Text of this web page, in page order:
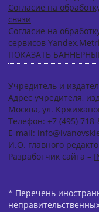
Согласие на
связи
Согласие на
сервисов
ПОКАЗАТЬ
Учредитель и
Адрес учредителя,
Москва, ул.
Телефон: +7 (495) 718-
E-mail:
И.О. главного
Разработчик сайта –
* Перечень